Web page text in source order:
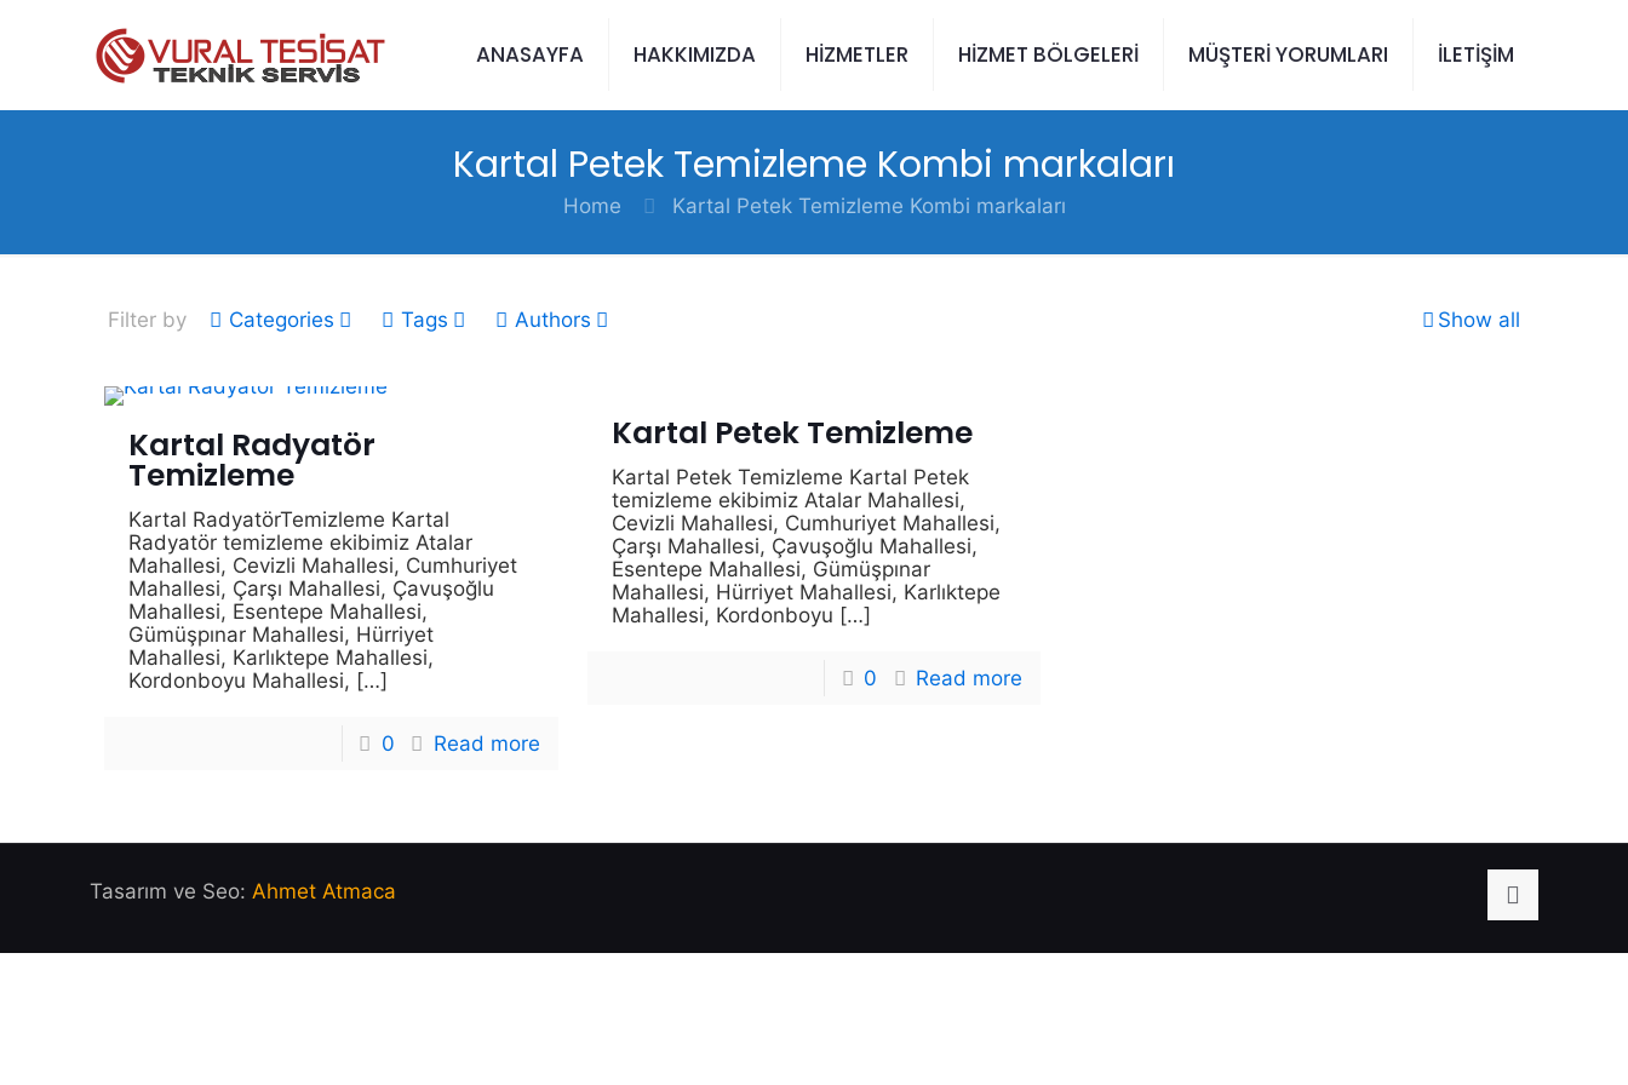
ANASAYFA HAKKIMIZDA HİZMETLER HİZMET BÖLGELERİ MÜŞTERİ YORUMLARI İLETİŞİM
Kartal Petek Temizleme Kombi markaları
Home Kartal Petek Temizleme Kombi markaları
Filter by Categories Tags Authors Show all
Kartal Radyatör
Temizleme
Kartal RadyatörTemizleme Kartal
Radyatör temizleme ekibimiz Atalar
Mahallesi, Cevizli Mahallesi, Cumhuriyet
Mahallesi, Çarşı Mahallesi, Çavuşoğlu
Mahallesi, Esentepe Mahallesi,
Gümüşpınar Mahallesi, Hürriyet
Mahallesi, Karlıktepe Mahallesi,
Kordonboyu Mahallesi, […]
0 Read more
Kartal Petek Temizleme
Kartal Petek Temizleme Kartal Petek
temizleme ekibimiz Atalar Mahallesi,
Cevizli Mahallesi, Cumhuriyet Mahallesi,
Çarşı Mahallesi, Çavuşoğlu Mahallesi,
Esentepe Mahallesi, Gümüşpınar
Mahallesi, Hürriyet Mahallesi, Karlıktepe
Mahallesi, Kordonboyu […]
0 Read more
Tasarım ve Seo: Ahmet Atmaca